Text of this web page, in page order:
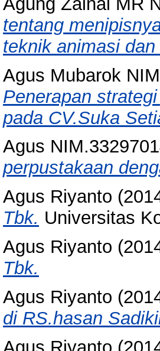
tentang
teknik animasi
Agus Mubarok
Penerapan
pada CV.Suka
Agus
perpustakaan
Agus Riyanto
Tbk. Universitas
Agus Riyanto
Tbk.
Agus Riyanto
di RS.hasan